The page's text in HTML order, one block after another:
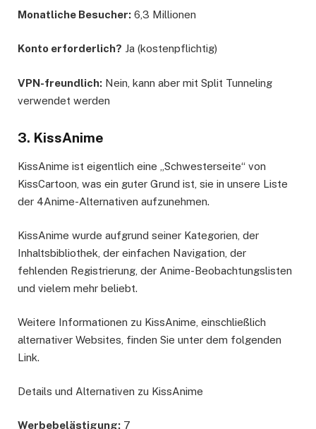
Monatliche Besucher: 6,3 Millionen
Konto erforderlich? Ja (kostenpflichtig)
VPN-freundlich: Nein, kann aber mit Split Tunneling
verwendet werden
3. KissAnime
KissAnime ist eigentlich eine „Schwesterseite“ von
KissCartoon, was ein guter Grund ist, sie in unsere Liste
der 4Anime-Alternativen aufzunehmen.
KissAnime wurde aufgrund seiner Kategorien, der
Inhaltsbibliothek, der einfachen Navigation, der
fehlenden Registrierung, der Anime-Beobachtungslisten
und vielem mehr beliebt.
Weitere Informationen zu KissAnime, einschließlich
alternativer Websites, finden Sie unter dem folgenden
Link.
Details und Alternativen zu KissAnime
Werbebelästigung: 7